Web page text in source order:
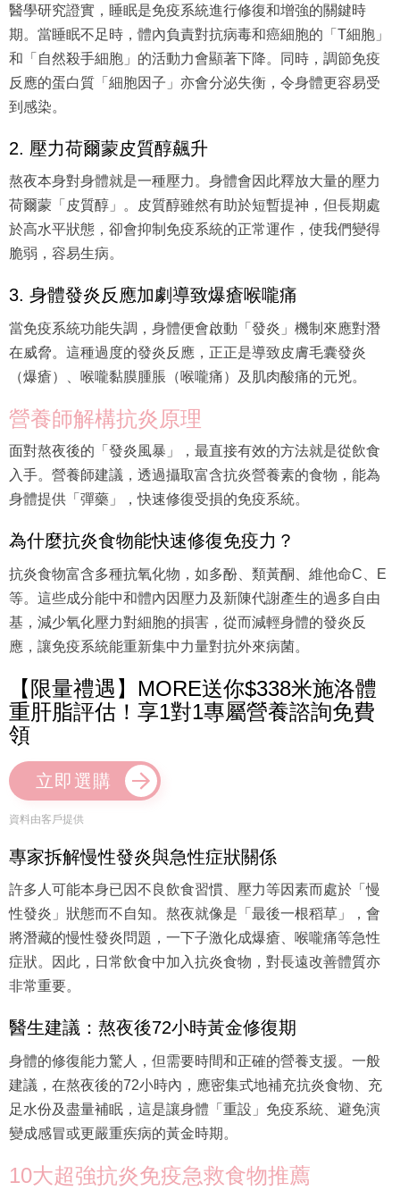
醫學研究證實，睡眠是免疫系統進行修復和增強的關鍵時
期。當睡眠不足時，體內負責對抗病毒和癌細胞的「T細胞」
和「自然殺手細胞」的活動力會顯著下降。同時，調節免疫
反應的蛋白質「細胞因子」亦會分泌失衡，令身體更容易受
到感染。
2. 壓力荷爾蒙皮質醇飆升
熬夜本身對身體就是一種壓力。身體會因此釋放大量的壓力
荷爾蒙「皮質醇」。皮質醇雖然有助於短暫提神，但長期處
於高水平狀態，卻會抑制免疫系統的正常運作，使我們變得
脆弱，容易生病。
3. 身體發炎反應加劇導致爆瘡喉嚨痛
當免疫系統功能失調，身體便會啟動「發炎」機制來應對潛
在威脅。這種過度的發炎反應，正正是導致皮膚毛囊發炎
（爆瘡）、喉嚨黏膜腫脹（喉嚨痛）及肌肉酸痛的元兇。
營養師解構抗炎原理
面對熬夜後的「發炎風暴」，最直接有效的方法就是從飲食
入手。營養師建議，透過攝取富含抗炎營養素的食物，能為
身體提供「彈藥」，快速修復受損的免疫系統。
為什麼抗炎食物能快速修復免疫力？
抗炎食物富含多種抗氧化物，如多酚、類黃酮、維他命C、E
等。這些成分能中和體內因壓力及新陳代謝產生的過多自由
基，減少氧化壓力對細胞的損害，從而減輕身體的發炎反
應，讓免疫系統能重新集中力量對抗外來病菌。
【限量禮遇】MORE送你$338米施洛體
重肝脂評估！享1對1專屬營養諮詢免費
領
立即選購
資料由客戶提供
專家拆解慢性發炎與急性症狀關係
許多人可能本身已因不良飲食習慣、壓力等因素而處於「慢
性發炎」狀態而不自知。熬夜就像是「最後一根稻草」，會
將潛藏的慢性發炎問題，一下子激化成爆瘡、喉嚨痛等急性
症狀。因此，日常飲食中加入抗炎食物，對長遠改善體質亦
非常重要。
醫生建議：熬夜後72小時黃金修復期
身體的修復能力驚人，但需要時間和正確的營養支援。一般
建議，在熬夜後的72小時內，應密集式地補充抗炎食物、充
足水份及盡量補眠，這是讓身體「重設」免疫系統、避免演
變成感冒或更嚴重疾病的黃金時期。
10大超強抗炎免疫急救食物推薦